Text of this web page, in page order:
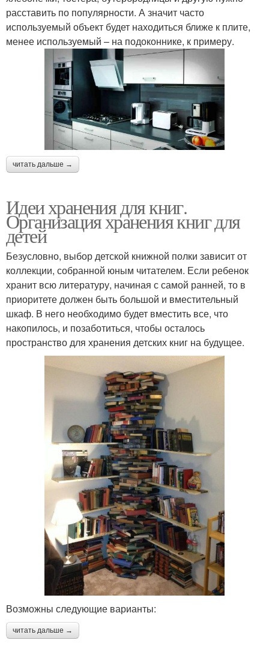
расставить по популярности. А значит часто
используемый объект будет находиться ближе к плите,
менее используемый – на подоконнике, к примеру.
читать дальше →
Идеи хранения для книг.
Организация хранения книг для
детей
Безусловно, выбор детской книжной полки зависит от
коллекции, собранной юным читателем. Если ребенок
хранит всю литературу, начиная с самой ранней, то в
приоритете должен быть большой и вместительный
шкаф. В него необходимо будет вместить все, что
накопилось, и позаботиться, чтобы осталось
пространство для хранения детских книг на будущее.
Возможны следующие варианты:
читать дальше →